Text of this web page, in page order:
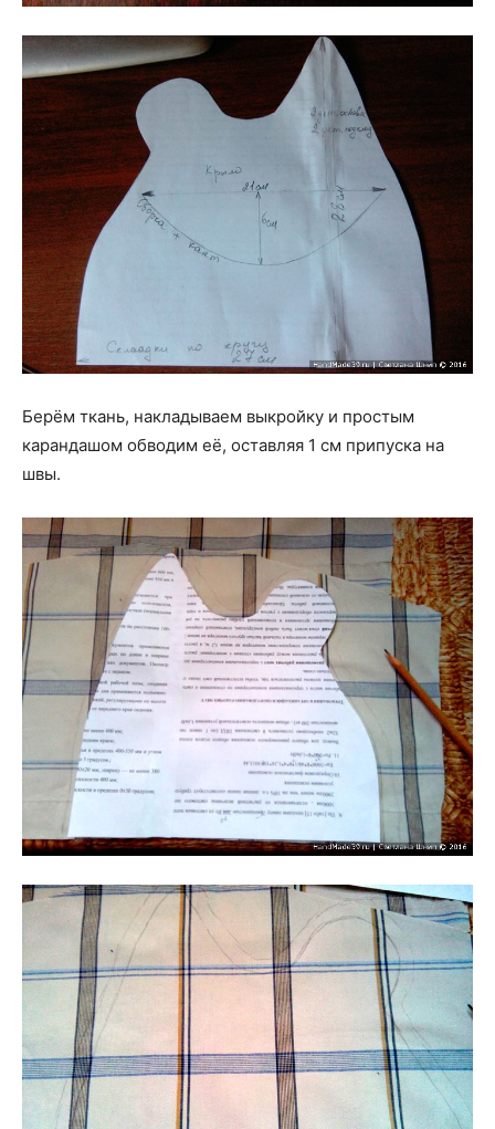
Берём ткань, накладываем выкройку и простым
карандашом обводим её, оставляя 1 см припуска на
швы.